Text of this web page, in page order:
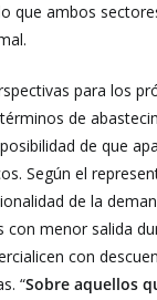
que ambos
para los
de
de que
Según el
de la
con menor salida
con
“Sobre aquellos